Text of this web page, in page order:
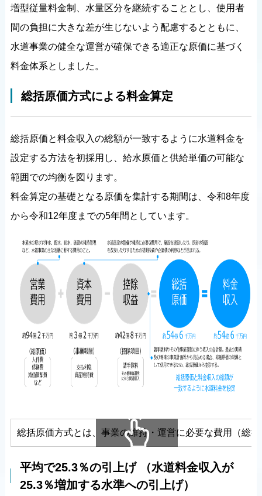
増型従量料金制、水量区分を継続することとし、使用者
間の負担に大きな差が生じないよう配慮するとともに、
水道事業の健全な運営が確保できる適正な原価に基づく
料金体系としました。
総括原価方式による料金算定
総括原価と料金収入の総額が一致するように水道料金を
設定する方法を初採用し、給水原価と供給単価の可能な
範囲での均衡を図ります。
料金算定の基礎となる原価を集計する期間は、令和8年度
から令和12年度までの5年間としています。
総括原価方式とは、事業の維持・運営に必要な費用（総
平均で25.3％の引上げ （水道料金収入が
25.3％増加する水準への引上げ）